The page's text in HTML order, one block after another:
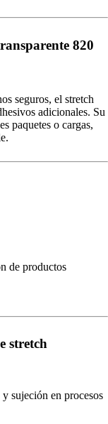
820
seguros, el stretch
adicionales. Su
paquetes o cargas,
de productos
stretch
sujeción en procesos